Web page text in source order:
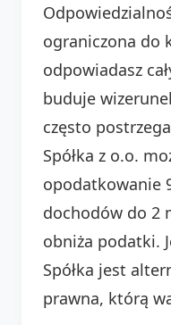
ograniczona do
odpowiadasz
buduje
często
Spółka z o.o.
opodatkowanie
dochodów do 2
obniża podatki.
Spółka jest
prawna, którą